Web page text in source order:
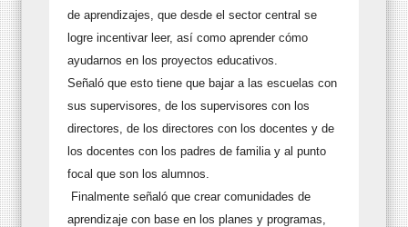
de aprendizajes, que desde el sector central se
logre incentivar leer, así como aprender cómo
ayudarnos en los proyectos educativos.
Señaló que esto tiene que bajar a las escuelas con
sus supervisores, de los supervisores con los
directores, de los directores con los docentes y de
los docentes con los padres de familia y al punto
focal que son los alumnos.
Finalmente señaló que crear comunidades de
aprendizaje con base en los planes y programas,